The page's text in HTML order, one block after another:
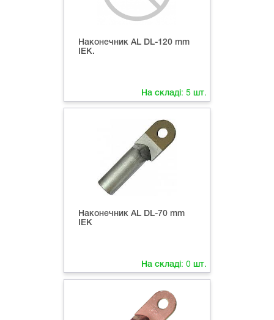
Наконечник AL DL-120 mm
ІЕК.
На складі: 5 шт.
Наконечник AL DL-70 mm
ІЕК
На складі: 0 шт.